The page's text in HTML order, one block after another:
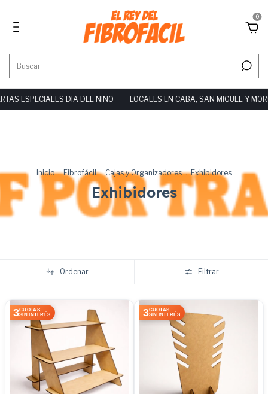
0
ESPECIALES DIA DEL NIÑO LOCALES EN CABA, SAN MIGUEL Y MORÓN
Inicio . Fibrofácil . Cajas y Organizadores . Exhibidores
Exhibidores
Ordenar Filtrar
3CUOTAS
SIN INTERÉS
3CUOTAS
SIN INTERÉS